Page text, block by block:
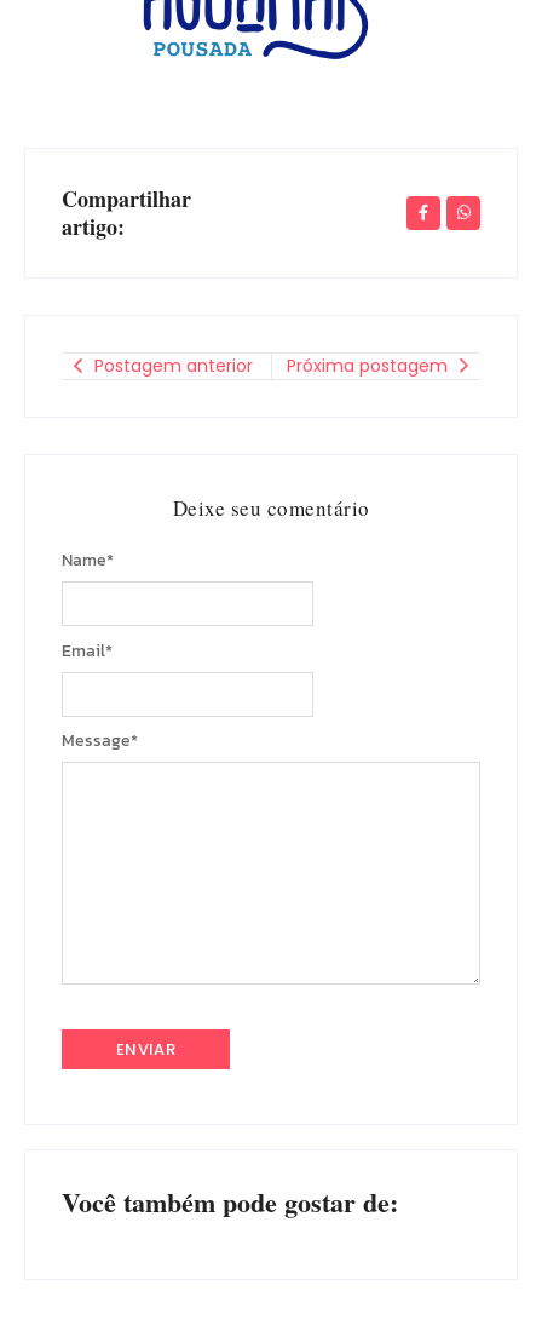
Compartilhar
artigo:
Postagem anterior Próxima postagem
Deixe seu comentário
Message*
Name*
Email*
Você também pode gostar de: